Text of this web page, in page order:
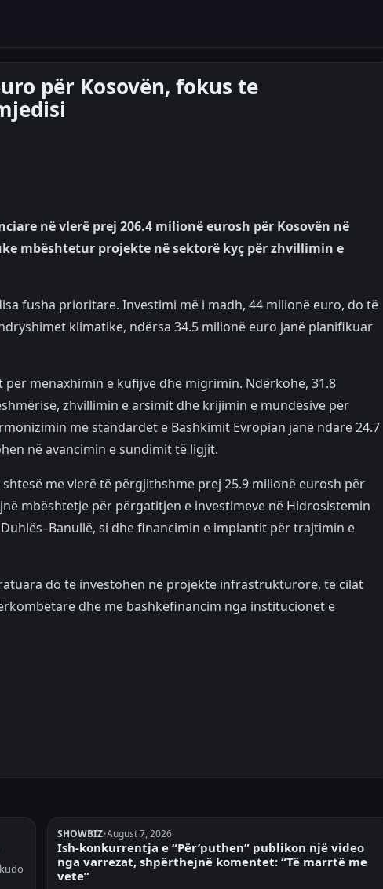
për Kosovën, fokus te
në vlerë prej 206.4 milionë eurosh për Kosovën në
mbështetur projekte në sektorë kyç për zhvillimin e
fusha prioritare. Investimi më i madh, 44 milionë euro, do të
klimatike, ndërsa 34.5 milionë euro janë planifikuar
menaxhimin e kufijve dhe migrimin. Ndërkohë, 31.8
zhvillimin e arsimit dhe krijimin e mundësive për
me standardet e Bashkimit Evropian janë ndarë 24.7
në avancimin e sundimit të ligjit.
me vlerë të përgjithshme prej 25.9 milionë eurosh për
mbështetje për përgatitjen e investimeve në Hidrosistemin
si dhe financimin e impiantit për trajtimin e
do të investohen në projekte infrastrukturore, të cilat
dhe me bashkëfinancim nga institucionet e
SHOWBIZ•August 7, 2026
Ish-konkurrentja e “Për’puthen” publikon një video
nga varrezat, shpërthejnë komentet: “Të marrtë me
vete”